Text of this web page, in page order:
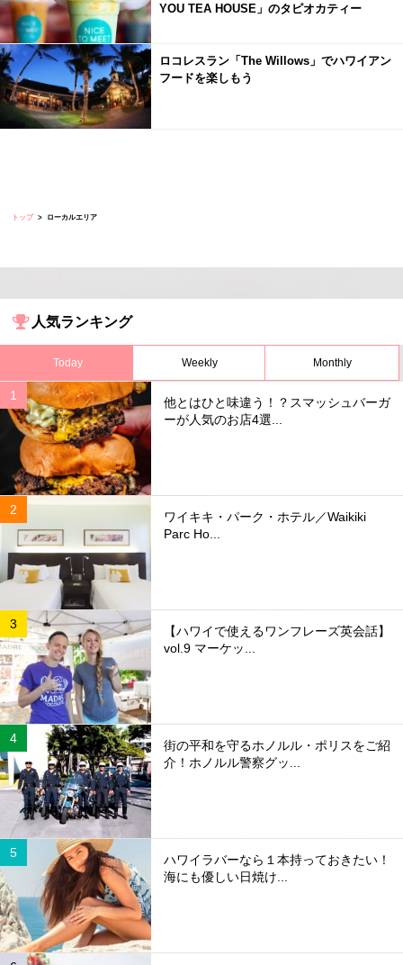
YOU TEA HOUSE」のタピオカティー
ロコレスラン「The Willows」でハワイアン
フードを楽しもう
トップ ローカルエリア
人気ランキング
Today Weekly Monthly
他とはひと味違う！？スマッシュバーガ
ーが人気のお店4選...
ワイキキ・パーク・ホテル／Waikiki
Parc Ho...
【ハワイで使えるワンフレーズ英会話】
vol.9 マーケッ...
街の平和を守るホノルル・ポリスをご紹
介！ホノルル警察グッ...
ハワイラバーなら１本持っておきたい！
海にも優しい日焼け...